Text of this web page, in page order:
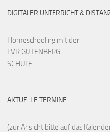
DIGITALER UNTERRICHT &
Homeschooling mit der
LVR GUTENBERG-
SCHULE
AKTUELLE TERMINE
(zur Ansicht bitte auf das